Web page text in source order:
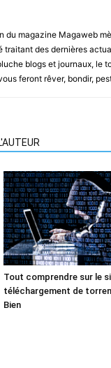
du magazine Magaweb
traitant des dernières
blogs et journaux, le
feront rêver, bondir,
Tout comprendre sur le
téléchargement de
Bien